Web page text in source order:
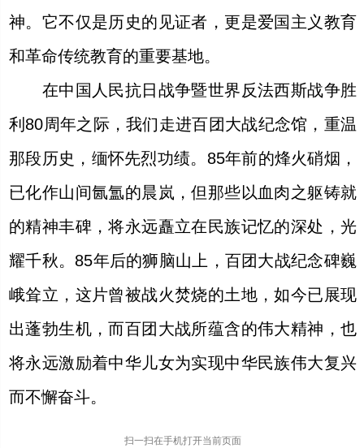
神。它不仅是历史的见证者，更是爱国主义教育
和革命传统教育的重要基地。
在中国人民抗日战争暨世界反法西斯战争胜
利80周年之际，我们走进百团大战纪念馆，重温
那段历史，缅怀先烈功绩。85年前的烽火硝烟，
已化作山间氤氲的晨岚，但那些以血肉之躯铸就
的精神丰碑，将永远矗立在民族记忆的深处，光
耀千秋。85年后的狮脑山上，百团大战纪念碑巍
峨耸立，这片曾被战火焚烧的土地，如今已展现
出蓬勃生机，而百团大战所蕴含的伟大精神，也
将永远激励着中华儿女为实现中华民族伟大复兴
而不懈奋斗。
扫一扫在手机打开当前页面